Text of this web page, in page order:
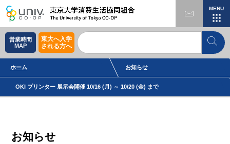
MENU
営業時間
MAP
東大へ入学
される方へ
ホーム お知らせ
OKI プリンター 展示会開催 10/16 (月) ～ 10/20 (金) まで
お知らせ